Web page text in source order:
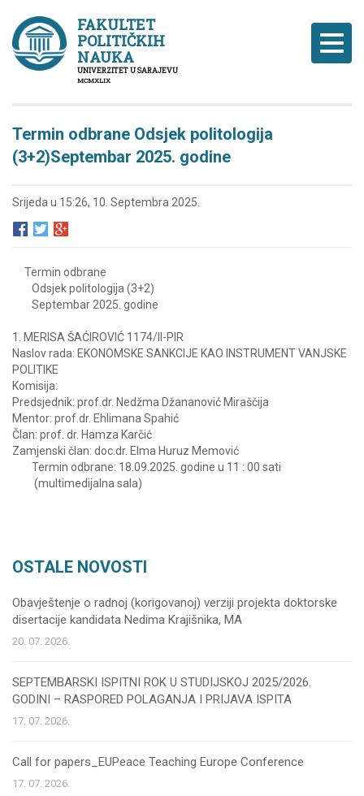
FAKULTET
POLITIČKIH
NAUKA
UNIVERZITET U SARAJEVU
MCMXLIX
Termin odbrane Odsjek politologija
(3+2)Septembar 2025. godine
Srijeda u 15:26, 10. Septembra 2025.
Termin odbrane
Odsjek politologija (3+2)
Septembar 2025. godine
1. MERISA ŠAĆIROVIĆ 1174/II-PIR
Naslov rada: EKONOMSKE SANKCIJE KAO INSTRUMENT VANJSKE
POLITIKE
Komisija:
Predsjednik: prof.dr. Nedžma Džananović Miraščija
Mentor: prof.dr. Ehlimana Spahić
Član: prof. dr. Hamza Karčić
Zamjenski član: doc.dr. Elma Huruz Memović
Termin odbrane: 18.09.2025. godine u 11 : 00 sati
(multimedijalna sala)
OSTALE NOVOSTI
Obavještenje o radnoj (korigovanoj) verziji projekta doktorske
disertacije kandidata Nedima Krajišnika, MA
20. 07. 2026.
SEPTEMBARSKI ISPITNI ROK U STUDIJSKOJ 2025/2026.
GODINI – RASPORED POLAGANJA I PRIJAVA ISPITA
17. 07. 2026.
Call for papers_EUPeace Teaching Europe Conference
17. 07. 2026.